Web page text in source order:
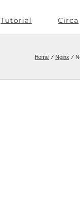
Tutorial Circa
Home Nginx